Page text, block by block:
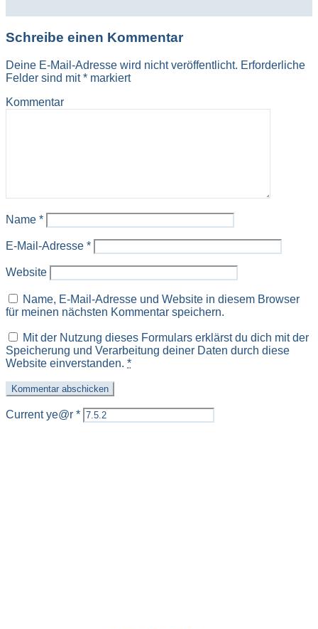
Schreibe einen Kommentar
Deine E-Mail-Adresse wird nicht veröffentlicht. Erforderliche
Felder sind mit* markiert
Kommentar
Name *
E-Mail-Adresse *
Website
Name, E-Mail-Adresse und Website in diesem Browser
für meinen nächsten Kommentar speichern.
Mit der Nutzung dieses Formulars erklärst du dich mit der
Speicherung und Verarbeitung deiner Daten durch diese
Website einverstanden. *
Current ye@r *